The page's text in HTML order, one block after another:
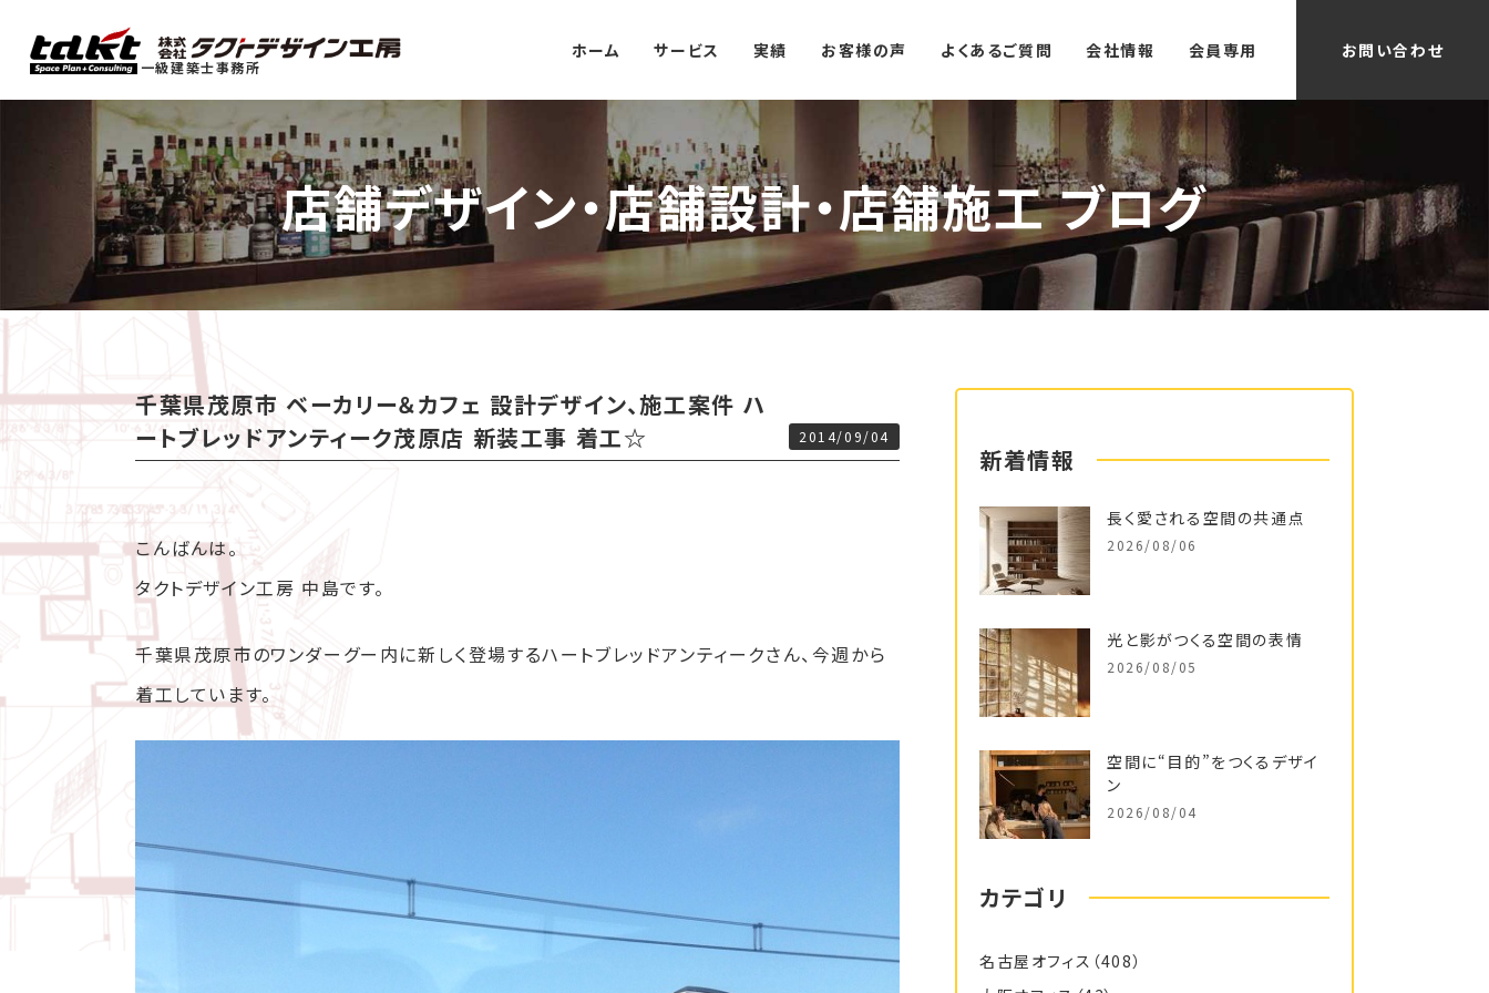
一級建築士事務所
ホーム サービス 実績 お客様の声 よくあるご質問 会社情報 会員専用 お問い合わせ
店舗デザイン・店舗設計・店舗施工 ブログ
千葉県茂原市 ベーカリー＆カフェ 設計デザイン、施工案件 ハ
ートブレッドアンティーク茂原店 新装工事 着工☆
2014/09/04
こんばんは。
タクトデザイン工房 中島です。
千葉県茂原市のワンダーグー内に新しく登場するハートブレッドアンティークさん、今週から
着工しています。
新着情報
長く愛される空間の共通点
2026/08/06
光と影がつくる空間の表情
2026/08/05
空間に“目的”をつくるデザイ
ン
2026/08/04
カテゴリ
名古屋オフィス （408）